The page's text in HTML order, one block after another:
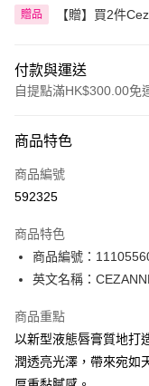
贈品
【贈】買2件
付款與運送
自提點滿HK$300.00免
信用卡
Apple Pay
PayMe
WeChat Pay
BoC Pay
送貨方式
商品特色
商品編號
592325
商品特色
商品編號：
英文名稱：
商品重點
以新型液態唇膏質地打
潤透亮光澤，帶來宛如